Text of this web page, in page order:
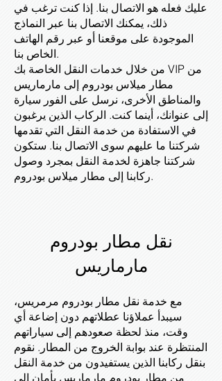
عليك فعله هو الاتصال بنا. إذا كنت ترغب في
ذلك، يمكنك الاتصال بنا عبر النماذج
الموجودة على موقعنا أو عبر رقم الهاتف
الخاص بنا.
من خلال خدمات النقل الخاصة بك VIP من
مطار ميلاس بودروم إلى مارماريس
والمناطق الأخرى، نرسل على الفور سيارة
إلى عنوانك، أينما كنت. الركاب الذين يرغبون
في الاستفادة من خدمة النقل التي تقدمها
شركتنا ما عليهم سوى الاتصال بنا. ستكون
شركتنا جاهزة لخدمة النقل بمجرد وصول
ركابنا إلى مطار ميلاس بودروم.
نقل مطار بودروم
مارماريس
مع خدمة نقل مطار بودروم مرمريس،
سيبدأ عملاؤنا عطلاتهم دون إضاعة أي
وقت، منذ لحظة صعودهم إلى سياراتهم
المنتظرة عند بوابة الخروج من المطار. نقوم
بنقل ركابنا الذين يستفيدون من خدمة النقل
من مطار بودروم مارماريس بأمان إلى